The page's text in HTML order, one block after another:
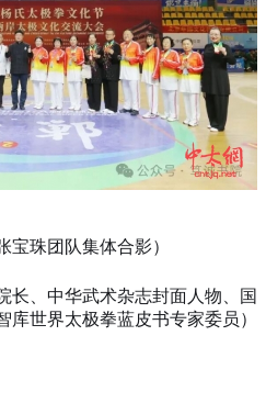
宝珠团队集体合影）
长、中华武术杂志封面人物、国
库世界太极拳蓝皮书专家委员）